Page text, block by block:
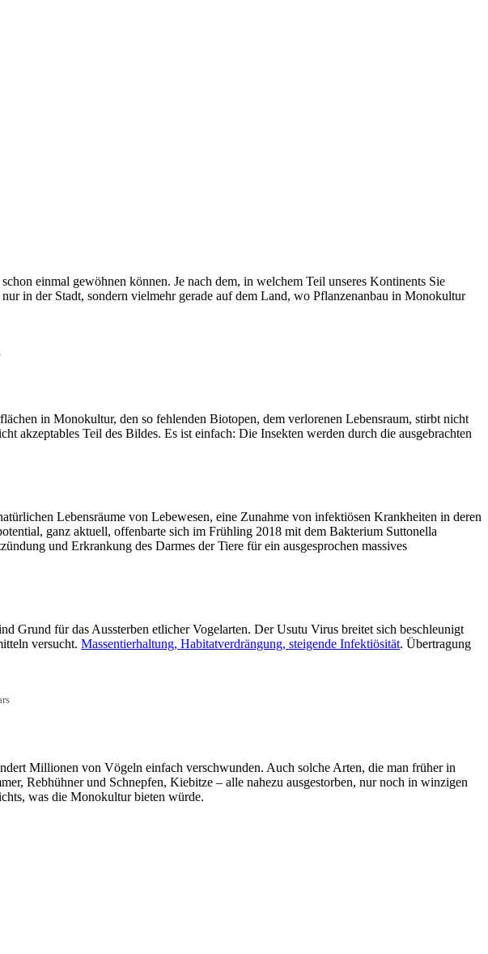
einmal gewöhnen können. Je nach dem, in welchem Teil unseres Kontinents Sie
in der Stadt, sondern vielmehr gerade auf dem Land, wo Pflanzenanbau in Monokultur
in Monokultur, den so fehlenden Biotopen, dem verlorenen Lebensraum, stirbt nicht
akzeptables Teil des Bildes. Es ist einfach: Die Insekten werden durch die ausgebrachten
Lebensräume von Lebewesen, eine Zunahme von infektiösen Krankheiten in deren
ganz aktuell, offenbarte sich im Frühling 2018 mit dem Bakterium Suttonella
und Erkrankung des Darmes der Tiere für ein ausgesprochen massives
Grund für das Aussterben etlicher Vogelarten. Der Usutu Virus breitet sich beschleunigt
versucht. Massentierhaltung, Habitatverdrängung, steigende Infektiösität. Übertragung
Millionen von Vögeln einfach verschwunden. Auch solche Arten, die man früher in
Rebhühner und Schnepfen, Kiebitze – alle nahezu ausgestorben, nur noch in winzigen
was die Monokultur bieten würde.